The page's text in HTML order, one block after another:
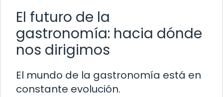
El futuro de la
gastronomía: hacia dónde
nos dirigimos
El mundo de la gastronomía está en
constante evolución.